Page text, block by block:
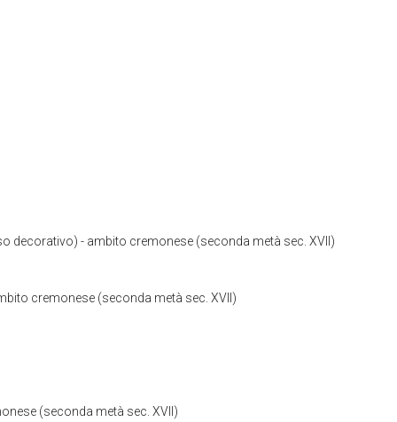
- ambito cremonese (seconda metà sec. XVII)
cremonese (seconda metà sec. XVII)
(seconda metà sec. XVII)